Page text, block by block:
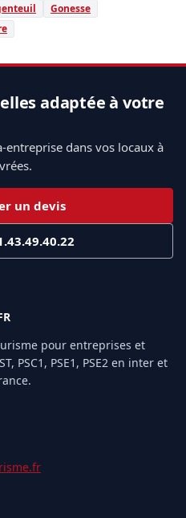
Gonesse
adaptée à votre
entreprise dans vos locaux à
un devis
pour entreprises et
PSC1, PSE1, PSE2 en inter et